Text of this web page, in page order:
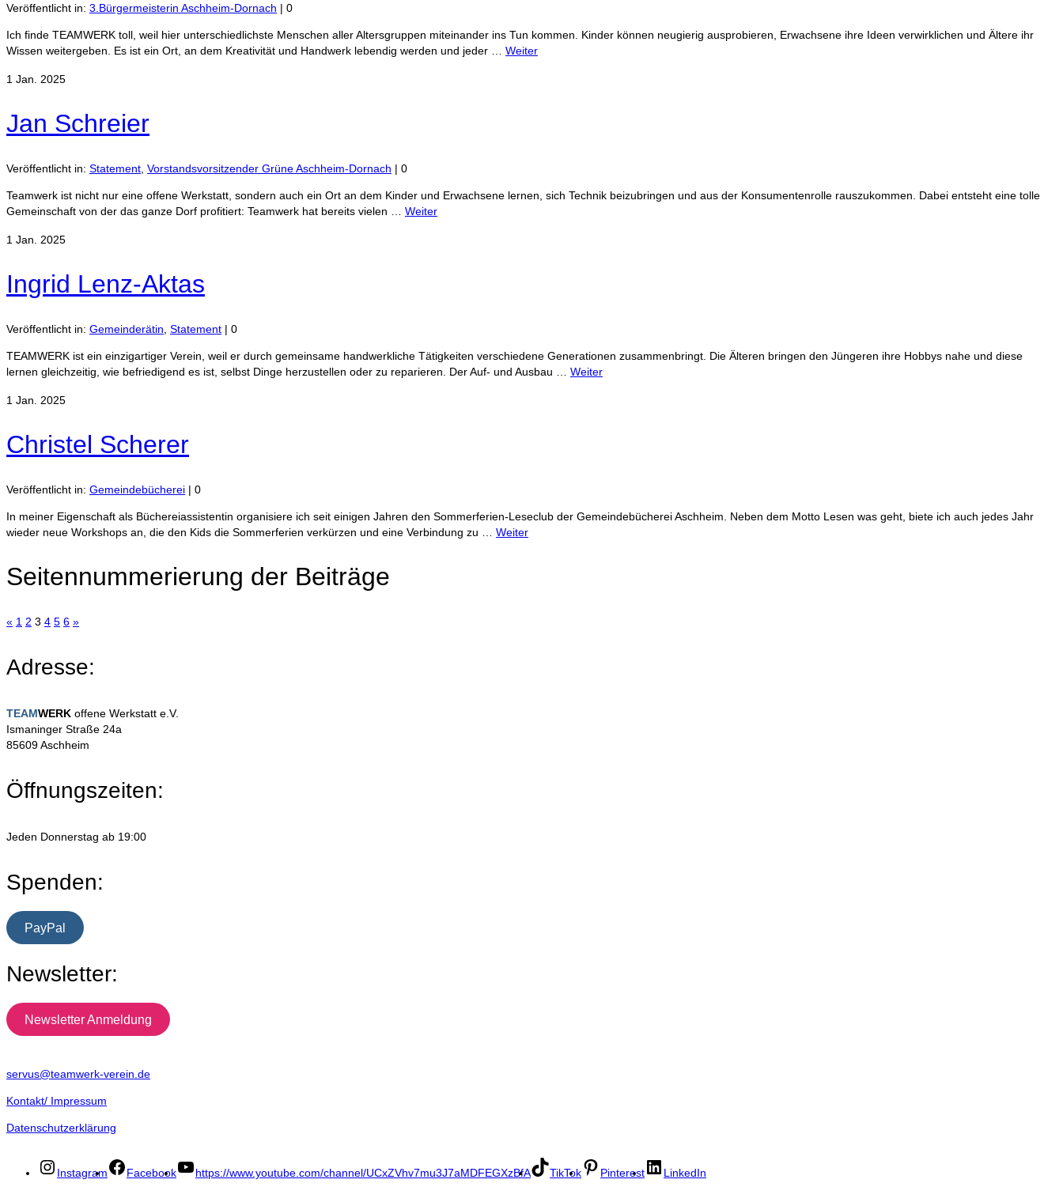
Veröffentlicht in: 3.Bürgermeisterin Aschheim-Dornach | 0
Ich finde TEAMWERK toll, weil hier unterschiedlichste Menschen aller Altersgruppen miteinander ins Tun kommen. Kinder können neugierig ausprobieren, Erwachsene ihre Ideen verwirklichen und Ältere ihr
Wissen weitergeben. Es ist ein Ort, an dem Kreativität und Handwerk lebendig werden und jeder … Weiter
1 Jan. 2025
Jan Schreier
Veröffentlicht in: Statement Vorstandsvorsitzender Grüne Aschheim-Dornach | 0
Teamwerk ist nicht nur eine offene Werkstatt, sondern auch ein Ort an dem Kinder und Erwachsene lernen, sich Technik beizubringen und aus der Konsumentenrolle rauszukommen. Dabei entsteht eine tolle
Gemeinschaft von der das ganze Dorf profitiert: Teamwerk hat bereits vielen … Weiter
1 Jan. 2025
Ingrid Lenz-Aktas
Veröffentlicht in: Gemeinderätin Statement | 0
TEAMWERK ist ein einzigartiger Verein, weil er durch gemeinsame handwerkliche Tätigkeiten verschiedene Generationen zusammenbringt. Die Älteren bringen den Jüngeren ihre Hobbys nahe und diese
lernen gleichzeitig, wie befriedigend es ist, selbst Dinge herzustellen oder zu reparieren. Der Auf- und Ausbau … Weiter
1 Jan. 2025
Christel Scherer
Veröffentlicht in: Gemeindebücherei | 0
In meiner Eigenschaft als Büchereiassistentin organisiere ich seit einigen Jahren den Sommerferien-Leseclub der Gemeindebücherei Aschheim. Neben dem Motto Lesen was geht, biete ich auch jedes Jahr
wieder neue Workshops an, die den Kids die Sommerferien verkürzen und eine Verbindung zu … Weiter
Seitennummerierung der Beiträge
« 1 2 3 4 5 6 »
Adresse:
TEAMWERK offene Werkstatt e.V.
Ismaninger Straße 24a
85609 Aschheim
Öffnungszeiten:
Jeden Donnerstag ab 19:00
Spenden:
PayPal
Newsletter:
Newsletter Anmeldung
servus@teamwerk-verein.de
Kontakt/ Impressum
Datenschutzerklärung
Instagram Facebook https://www.youtube.com/channel/UCxZVhv7mu3J7aMDFEGXzBfA TikTok Pinterest LinkedIn